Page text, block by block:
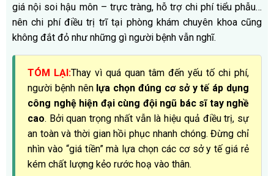
giá nội soi hậu môn – trực tràng, hỗ trợ chi phí tiểu phẫu…
nên chi phí điều trị trĩ tại phòng khám chuyên khoa cũng
không đắt đỏ như những gì người bệnh vẫn nghĩ.
TÓM LẠI:Thay vì quá quan tâm đến yếu tố chi phí,
người bệnh nênlựa chọn đúng cơ sở y tế áp dụng
công nghệ hiện đại cùng đội ngũ bác sĩ tay nghề
cao. Bởi quan trọng nhất vẫn là hiệu quả điều trị, sự
an toàn và thời gian hồi phục nhanh chóng. Đừng chỉ
nhìn vào “giá tiền” mà lựa chọn các cơ sở y tế giá rẻ
kém chất lượng kẻo rước hoạ vào thân.